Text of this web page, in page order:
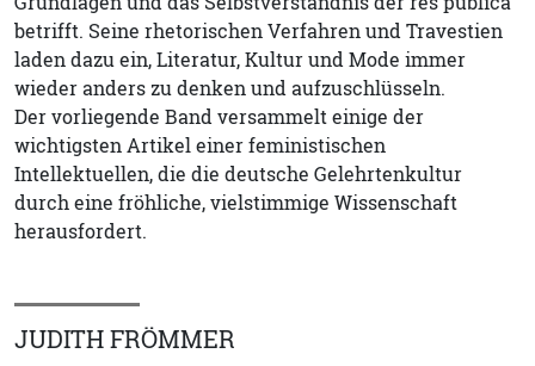
betrifft. Seine rhetorischen Verfahren und Travestien
laden dazu ein, Literatur, Kultur und Mode immer
wieder anders zu denken und aufzuschlüsseln.
Der vorliegende Band versammelt einige der
wichtigsten Artikel einer feministischen
Intellektuellen, die die deutsche Gelehrtenkultur
durch eine fröhliche, vielstimmige Wissenschaft
herausfordert.
JUDITH FRÖMMER